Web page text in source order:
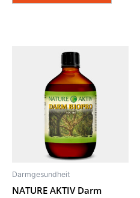
Darmgesundheit
NATURE AKTIV Darm